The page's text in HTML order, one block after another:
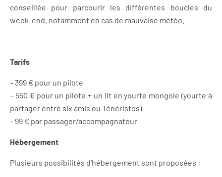
conseillée pour parcourir les différentes boucles du
week-end, notamment en cas de mauvaise météo.
Tarifs
– 399 € pour un pilote
– 550 € pour un pilote + un lit en yourte mongole (yourte à
partager entre six amis ou Ténéristes)
– 99 € par passager/accompagnateur
Hébergement
Plusieurs possibilités d’hébergement sont proposées :